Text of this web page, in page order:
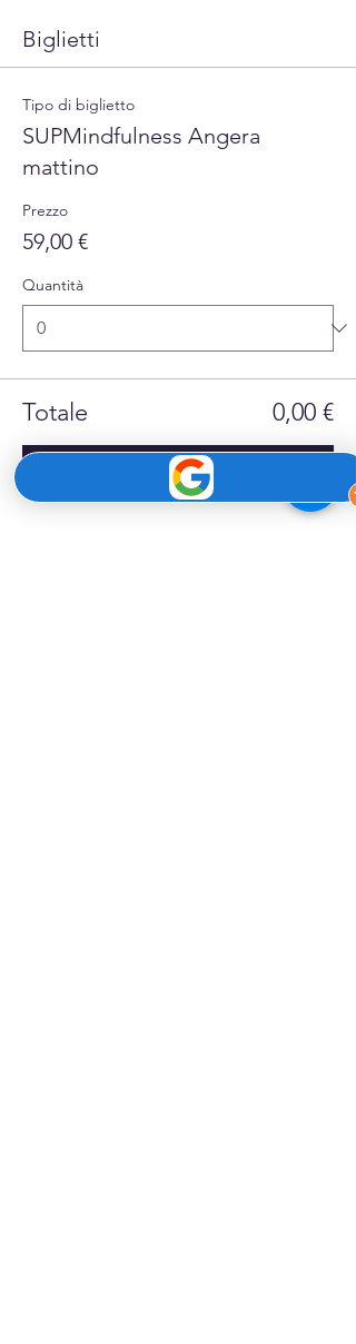
Biglietti
Tipo di biglietto
SUPMindfulness Angera
mattino
Prezzo
59,00 €
Quantità
Totale 0,00 €
Acquista ora